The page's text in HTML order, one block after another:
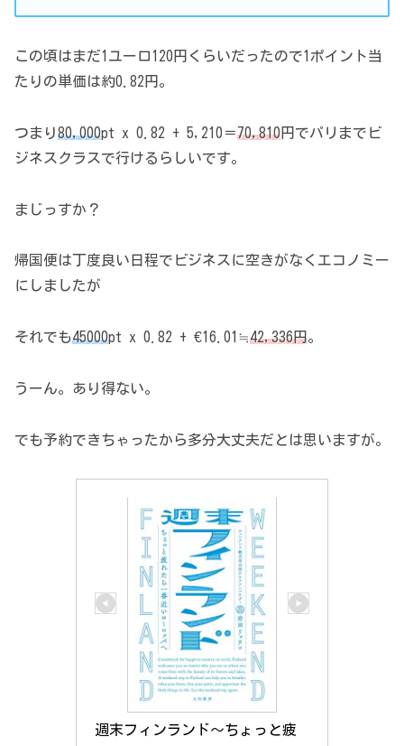
この頃はまだ1ユーロ120円くらいだったので1ポイント当
たりの単価は約0.82円。
つまり80,000pt x 0.82 + 5,210＝70,810円でパリまでビ
ジネスクラスで行けるらしいです。
まじっすか？
帰国便は丁度良い日程でビジネスに空きがなくエコノミー
にしましたが
それでも45000pt x 0.82 + €16.01≒42,336円。
うーん。あり得ない。
でも予約できちゃったから多分大丈夫だとは思いますが。
週末フィンランド～ちょっと疲